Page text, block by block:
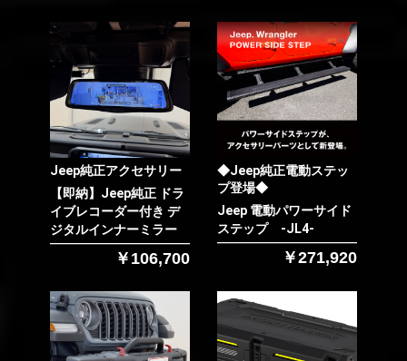
お買い物を続ける カートへ進む
Jeep純正アクセサリー
【即納】Jeep純正 ドラ
イブレコーダー付き デ
ジタルインナーミラー
￥106,700
◆Jeep純正電動ステッ
プ登場◆
Jeep 電動パワーサイド
ステップ -JL4-
￥271,920